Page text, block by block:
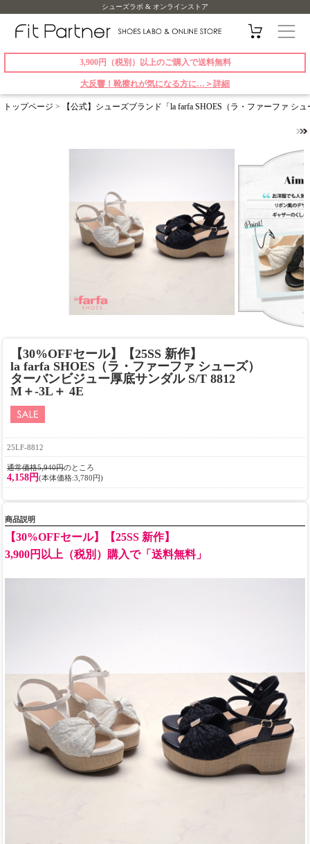
シューズラボ & オンラインストア
3,900円（税別）以上のご購入で送料無料
大反響！靴擦れが気になる方に…＞詳細
トップページ > 【公式】シューズブランド「la farfa SHOES（ラ・ファーファ シ
【30%OFFセール】【25SS 新作】
la farfa SHOES（ラ・ファーファ シューズ）
ターバンビジュー厚底サンダル S/T 8812
M＋-3L＋ 4E
25LF-8812
通常価格5,940円のところ
4,158円(本体価格:3,780円)
商品説明
【30%OFFセール】【25SS 新作】
3,900円以上（税別）購入で「送料無料」